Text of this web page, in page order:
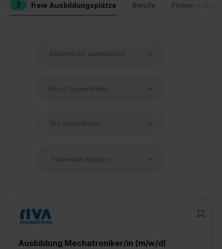
3 freie Ausbildungsplätze Berufe Firmen-
Ausbildung Mechatroniker/in (m/w/d)